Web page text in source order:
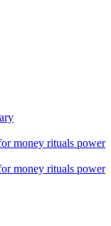
money rituals power
money rituals power